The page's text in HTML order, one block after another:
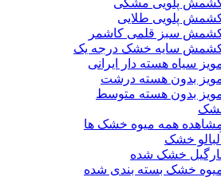
پلویی مشکی
پلویی طلایی
سبز قلمی کاشمر
سایه خشک درجه یک
سیاه هسته دار ایرانی
بدون هسته درشت
بدون هسته متوسط
همه میوه خشک ها
آلبالو خشک
خشک شده
خشک بسته بندی شده